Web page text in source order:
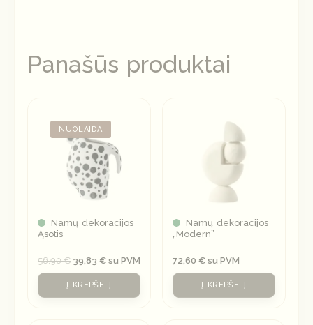
Panašūs produktai
NUOLAIDA
Namų dekoracijos
Ąsotis
56,90€
was:
56,90 €.
39,83 €
is:
su PVM
Į KREPŠELĮ
Namų dekoracijos
„Modern”
72,60 € su PVM
Į KREPŠELĮ